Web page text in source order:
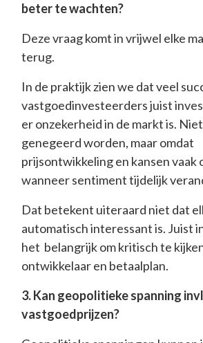
beter te wachten?
Deze vraag komt in vrijwel elke
terug.
In de praktijk zien we dat veel
vastgoedinvesteerders juist
er onzekerheid in de markt is.
genegeerd worden, maar omdat
prijsontwikkeling en kansen vaak
wanneer sentiment tijdelijk
Dat betekent uiteraard niet dat
automatisch interessant is. Juist
het belangrijk om kritisch te
ontwikkelaar en betaalplan.
3. Kan geopolitieke spanning
vastgoedprijzen?